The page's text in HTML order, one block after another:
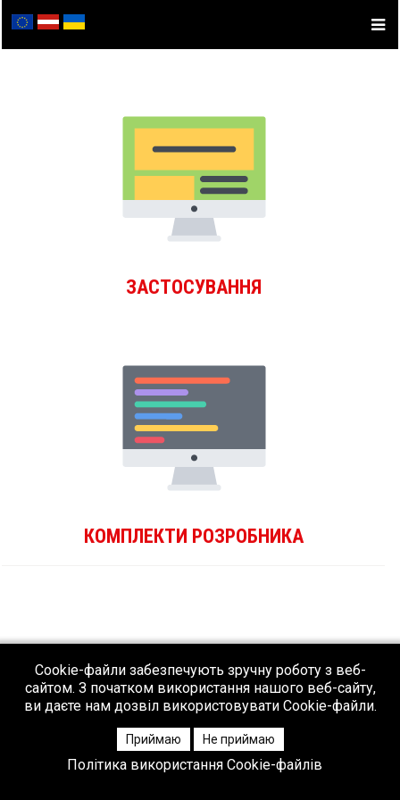
ЗАСТОСУВАННЯ
КОМПЛЕКТИ РОЗРОБНИКА
Cookie-файли забезпечують зручну роботу з веб-
сайтом. З початком використання нашого веб-сайту,
ви даєте нам дозвіл використовувати Cookie-файли.
Приймаю Не приймаю
Політика використання Cookie-файлів